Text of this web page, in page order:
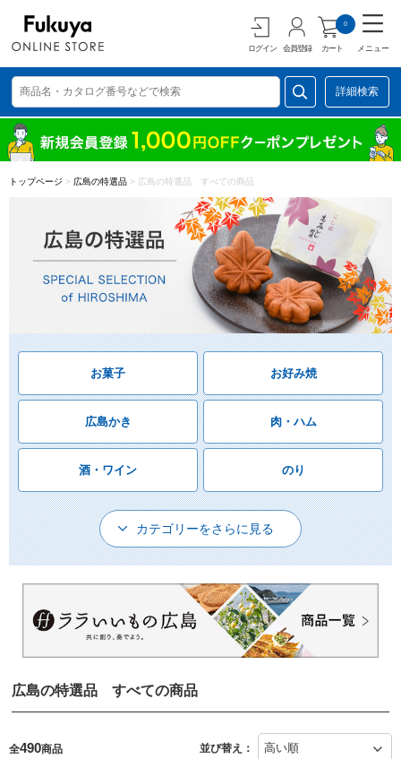
ログイン 会員登録 カート
0
メニュー
詳細検索
トップページ > 広島の特選品 > 広島の特選品 すべての商品
お菓子 お好み焼
広島かき 肉・ハム
酒・ワイン のり
カテゴリーをさらに見る
広島の特選品 すべての商品
全490商品 並び替え：